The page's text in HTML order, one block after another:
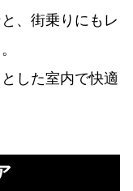
、街乗りにもレ
した室内で快適